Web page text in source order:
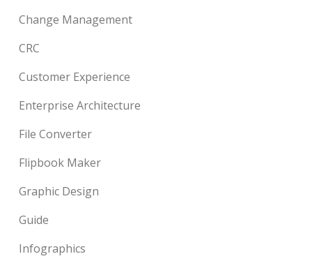
Change Management
CRC
Customer Experience
Enterprise Architecture
File Converter
Flipbook Maker
Graphic Design
Guide
Infographics